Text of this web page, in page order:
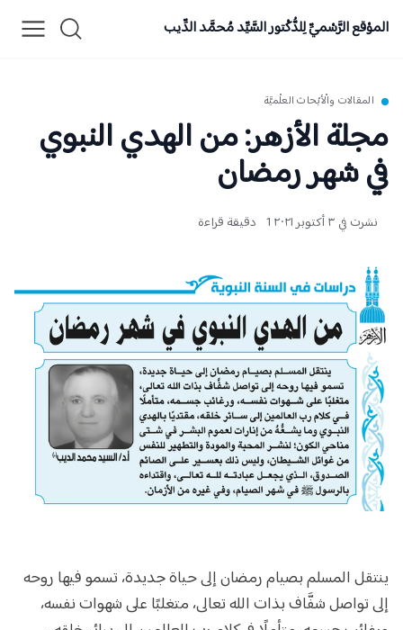
الموْقع الرَّسْميِّ لِلدُّكْتور السَّيِّد مُحمَّد الدِّيب
المقالات والْأبْحاث العلْميَّة
مجلة الأزهر: من الهدي النبوي
في شهر رمضان
نشرت في ٣ أكتوبر ٢٠٢١ 1 دقيقة قراءة
ينتقل المسلم بصيام رمضان إلى حياة جديدة، تسمو فيها روحه
إلى تواصل شفَّاف بذات الله تعالى، متغلبًا على شهوات نفسه،